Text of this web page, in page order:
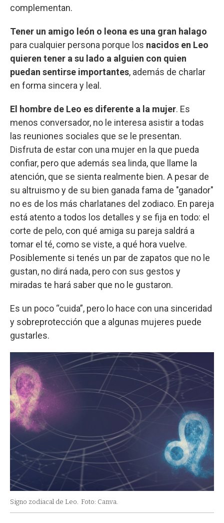
complementan.
Tener un amigo león o leona es una gran halago
para cualquier persona porque los nacidos en Leo
quieren tener a su lado a alguien con quien
puedan sentirse importantes, además de charlar
en forma sincera y leal.
El hombre de Leo es diferente a la mujer. Es
menos conversador, no le interesa asistir a todas
las reuniones sociales que se le presentan.
Disfruta de estar con una mujer en la que pueda
confiar, pero que además sea linda, que llame la
atención, que se sienta realmente bien. A pesar de
su altruismo y de su bien ganada fama de "ganador"
no es de los más charlatanes del zodiaco. En pareja
está atento a todos los detalles y se fija en todo: el
corte de pelo, con qué amiga su pareja saldrá a
tomar el té, como se viste, a qué hora vuelve.
Posiblemente si tenés un par de zapatos que no le
gustan, no dirá nada, pero con sus gestos y
miradas te hará saber que no le gustaron.
Es un poco “cuida”, pero lo hace con una sinceridad
y sobreprotección que a algunas mujeres puede
gustarles.
Signo zodiacal de Leo. Foto: Canva.